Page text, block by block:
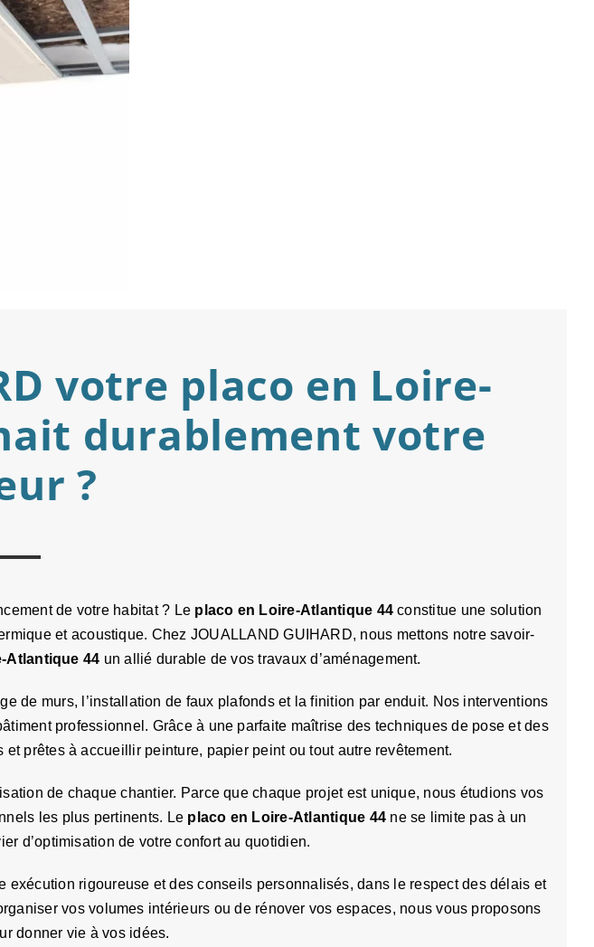
votre placo en Loire-
durablement votre
?
de votre habitat ? Le placo en Loire-Atlantique 44 constitue une solution
et acoustique. Chez JOUALLAND GUIHARD, nous mettons notre savoir-
Atlantique 44 un allié durable de vos travaux d’aménagement.
de murs, l’installation de faux plafonds et la finition par enduit. Nos interventions
professionnel. Grâce à une parfaite maîtrise des techniques de pose et des
prêtes à accueillir peinture, papier peint ou tout autre revêtement.
de chaque chantier. Parce que chaque projet est unique, nous étudions vos
les plus pertinents. Le placo en Loire-Atlantique 44 ne se limite pas à un
d’optimisation de votre confort au quotidien.
rigoureuse et des conseils personnalisés, dans le respect des délais et
vos volumes intérieurs ou de rénover vos espaces, nous vous proposons
donner vie à vos idées.